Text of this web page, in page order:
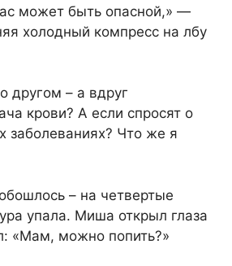
может быть опасной,» —
холодный компресс на лбу
другом – а вдруг
крови? А если спросят о
заболеваниях? Что же я
– на четвертые
упала. Миша открыл глаза
«Мам, можно попить?»